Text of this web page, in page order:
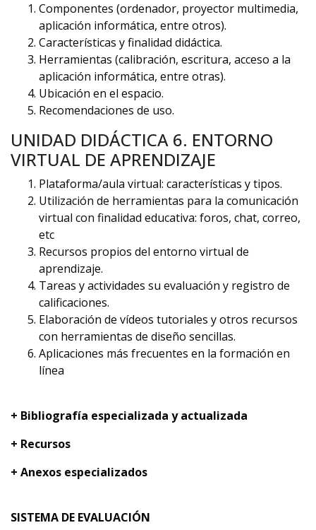
Componentes (ordenador, proyector multimedia,
aplicación informática, entre otros).
Características y finalidad didáctica.
Herramientas (calibración, escritura, acceso a la
aplicación informática, entre otras).
Ubicación en el espacio.
Recomendaciones de uso.
UNIDAD DIDÁCTICA 6. ENTORNO
VIRTUAL DE APRENDIZAJE
Plataforma/aula virtual: características y tipos.
Utilización de herramientas para la comunicación
virtual con finalidad educativa: foros, chat, correo,
etc
Recursos propios del entorno virtual de
aprendizaje.
Tareas y actividades su evaluación y registro de
calificaciones.
Elaboración de vídeos tutoriales y otros recursos
con herramientas de diseño sencillas.
Aplicaciones más frecuentes en la formación en
línea
+ Bibliografía especializada y actualizada
+ Recursos
+ Anexos especializados
SISTEMA DE EVALUACIÓN